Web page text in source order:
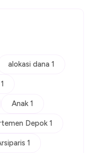
alokasi dana 1
Anak 1
Depok 1
1